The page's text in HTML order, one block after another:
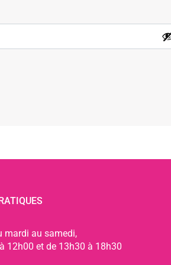
mardi au samedi,
12h00 et de 13h30 à 18h30